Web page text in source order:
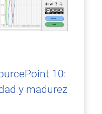
10:
y madurez